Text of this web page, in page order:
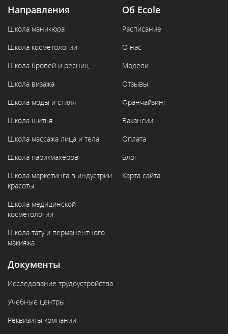
Направления
Школа маникюра
Школа косметологии
Школа бровей и ресниц
Школа визажа
Школа моды и стиля
Школа шитья
Школа массажа лица и тела
Школа парикмахеров
Школа маркетинга в индустрии
красоты
Школа медицинской
косметологии
Школа тату и перманентного
макияжа
Об Ecole
Расписание
О нас
Модели
Отзывы
Франчайзинг
Вакансии
Оплата
Блог
Карта сайта
Документы
Исследование трудоустройства
Учебные центры
Реквизиты компании